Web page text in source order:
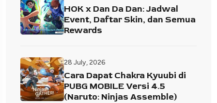
HOK x Dan Da Dan: Jadwal
Event, Daftar Skin, dan Semua
Rewards
28 July, 2026
Cara Dapat Chakra Kyuubi di
PUBG MOBILE Versi 4.5
(Naruto: Ninjas Assemble)